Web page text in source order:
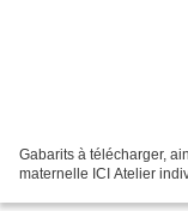
Gabarits à télécharger,
maternelle ICI Atelier